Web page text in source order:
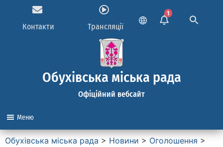
Контакти Трансляції
1
Обухівська міська рада
Офіційний вебсайт
Меню
Обухівська міська рада > Новини > Оголошення >